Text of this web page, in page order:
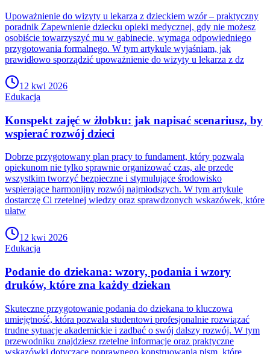
Upoważnienie do wizyty u lekarza z dzieckiem wzór – praktyczny
poradnik Zapewnienie dziecku opieki medycznej, gdy nie możesz
osobiście towarzyszyć mu w gabinecie, wymaga odpowiedniego
przygotowania formalnego. W tym artykule wyjaśniam, jak
prawidłowo sporządzić upoważnienie do wizyty u lekarza z dz
12 kwi 2026
Edukacja
Konspekt zajęć w żłobku: jak napisać scenariusz, by
wspierać rozwój dzieci
Dobrze przygotowany plan pracy to fundament, który pozwala
opiekunom nie tylko sprawnie organizować czas, ale przede
wszystkim tworzyć bezpieczne i stymulujące środowisko
wspierające harmonijny rozwój najmłodszych. W tym artykule
dostarczę Ci rzetelnej wiedzy oraz sprawdzonych wskazówek, które
ułatw
12 kwi 2026
Edukacja
Podanie do dziekana: wzory, podania i wzory
druków, które zna każdy dziekan
Skuteczne przygotowanie podania do dziekana to kluczowa
umiejętność, która pozwala studentowi profesjonalnie rozwiązać
trudne sytuacje akademickie i zadbać o swój dalszy rozwój. W tym
przewodniku znajdziesz rzetelne informacje oraz praktyczne
wskazówki dotyczące poprawnego konstruowania pism, które